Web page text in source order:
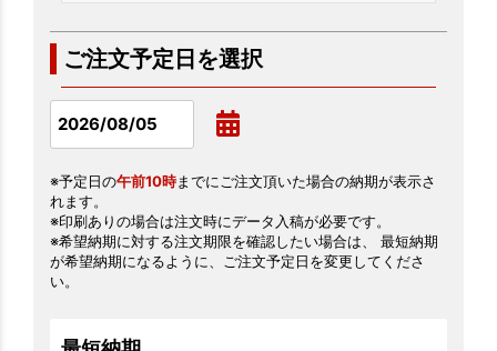
ご注文予定日を選択
※予定日の午前10時までにご注文頂いた場合の納期が表示さ
れます。
※印刷ありの場合は注文時にデータ入稿が必要です。
※希望納期に対する注文期限を確認したい場合は、 最短納期
が希望納期になるように、ご注文予定日を変更してくださ
い。